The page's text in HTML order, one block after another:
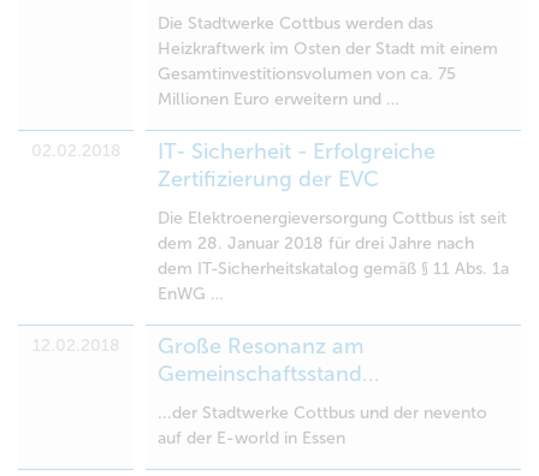
Die Stadtwerke Cottbus werden das
Heizkraftwerk im Osten der Stadt mit einem
Gesamtinvestitionsvolumen von ca. 75
Millionen Euro erweitern und …
02.02.2018
IT- Sicherheit - Erfolgreiche
Zertifizierung der EVC
Die Elektroenergieversorgung Cottbus ist seit
dem 28. Januar 2018 für drei Jahre nach
dem IT-Sicherheitskatalog gemäß § 11 Abs. 1a
EnWG …
12.02.2018
Große Resonanz am
Gemeinschaftsstand...
...der Stadtwerke Cottbus und der nevento
auf der E-world in Essen